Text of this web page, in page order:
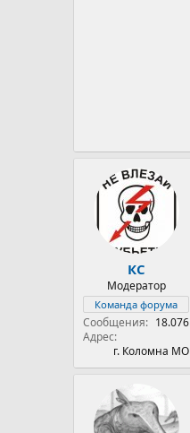
КС
Модератор
Команда форума
Сообщения
18.076
Адрес
г. Коломна МО